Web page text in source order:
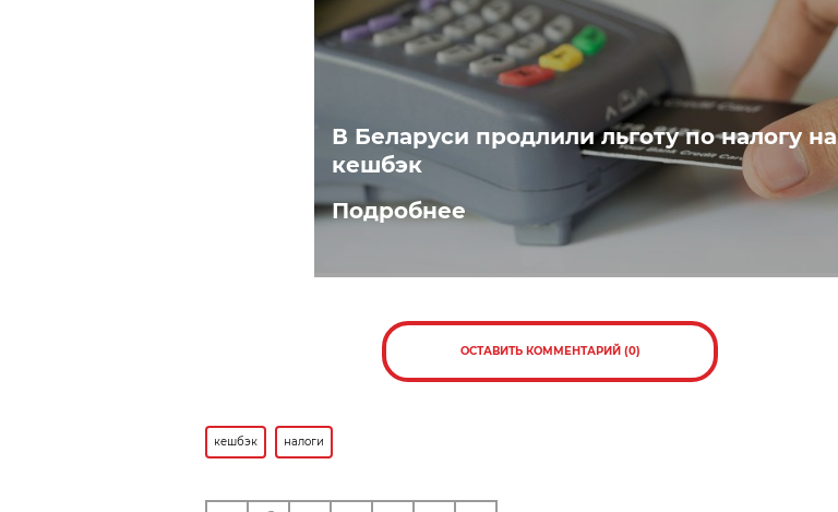
В Беларуси продлили льготу по налогу на
кешбэк
Подробнее
ОСТАВИТЬ КОММЕНТАРИЙ (0)
кешбэк налоги